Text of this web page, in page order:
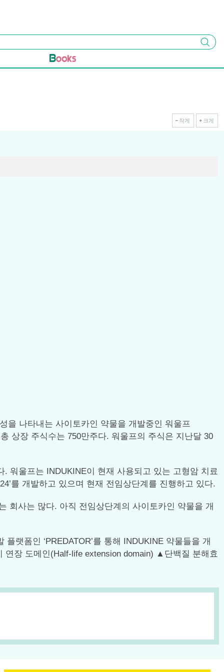
검색
작게 크게
을 나타내는 사이토카인 약물을 개발중인 워울프
상장 주식수는 750만주다. 워울프의 주식은 지난달 30
워울프는 INDUKINE이 현재 사용되고 있는 고형암 치료
를 개발하고 있으며 현재 전임상단계를 진행하고 있다.
회사는 많다. 아직 전임상단계의 사이토카인 약물을 개
랫폼인 ‘PREDATOR’를 통해 INDUKINE 약물들을 개
장 도메인(Half-life extension domain) ▲단백질 분해효